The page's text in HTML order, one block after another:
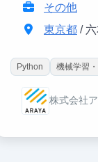
その他
東京都/ 六
Python 機械学習
株式会社